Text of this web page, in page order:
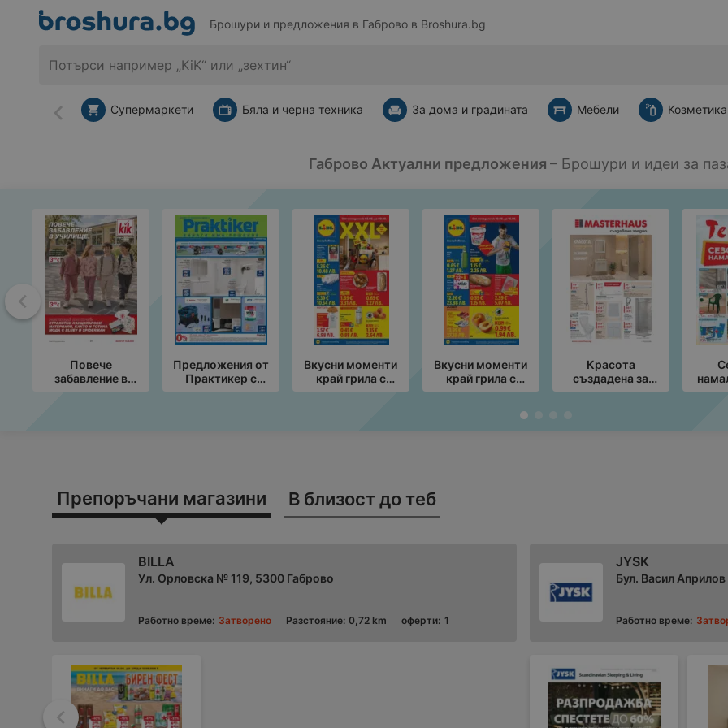
Брошури и предложения в Габрово в Broshura.bg
Назад
Супермаркети Бяла и черна техника За дома и градината Мебели Козметика
Габрово Актуални предложения – Брошури и идеи за
Назад
Повече
забавление в
училище с KiK
Предложения от
Практикер с
валидност до
Вкусни моменти
край грила с
ЛИДЛ
09.08.2026
Вкусни моменти
край грила с
ЛИДЛ
16.08.2026
Красота
създадена за
Вашия комфорт с
30.08.2026
-
Препоръчани магазини В близост до теб
BILLA
Ул. Орловска № 119, 5300 Габрово
Работно време: Затворено Разстояние: 0,72 km оферти: 1
JYSK
Бул. Васил
Работно време: